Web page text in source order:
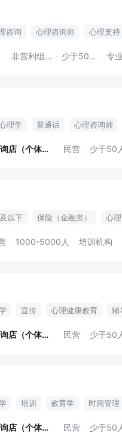
咨询 心理咨询师 心理支持
非营利组织 少于50人 专
理学 普通话 心理咨询师
广州市越秀区心汽泡心理咨询店（个体工商户） 民营 少于50
以下 保险（金融类）
心
1000-5000人 培训机构
宣传 心理健康教育
辅
广州市越秀区心汽泡心理咨询店（个体工商户） 民营 少于50
培训 教育学
时间管理
广州市越秀区心汽泡心理咨询店（个体工商户） 民营 少于50